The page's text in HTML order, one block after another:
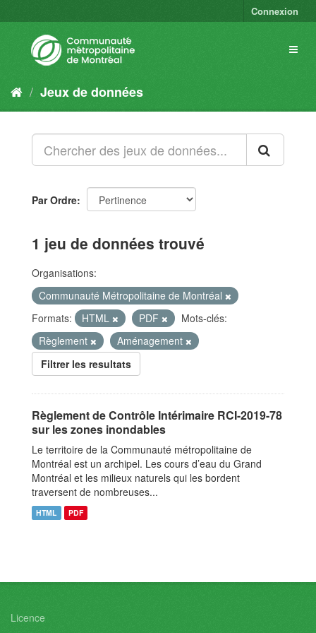
Connexion
Jeux de données
Par Ordre
1 jeu de données trouvé
Organisations:
Communauté Métropolitaine de Montréal
Formats:
HTML PDF
Mots-clés:
Règlement
Aménagement
Filtrer les resultats
Règlement de Contrôle Intérimaire RCI-2019-78
sur les zones inondables
Le territoire de la Communauté métropolitaine de
Montréal est un archipel. Les cours d’eau du Grand
Montréal et les milieux naturels qui les bordent
traversent de nombreuses...
HTML PDF
Licence